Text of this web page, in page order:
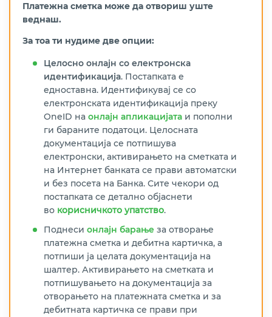
Платежна сметка може да отвориш уште
веднаш.
За тоа ти нудиме две опции:
Целосно онлајн со електронска
идентификација. Постапката е
едноставна. Идентификувај се со
електронската идентификација преку
OneID на онлајн апликацијата и пополни
ги бараните податоци. Целосната
документација се потпишува
електронски, активирањето на сметката и
на Интернет банката се прави автоматски
и без посета на Банка. Сите чекори од
постапката се детално објаснети
во корисничкото упатство.
Поднеси онлајн барање за отворање
платежна сметка и дебитна картичка, а
потпиши ја целата документација на
шалтер. Активирањето на сметката и
потпишувањето на документација за
отворањето на платежната сметка и за
дебитната картичка се прави при